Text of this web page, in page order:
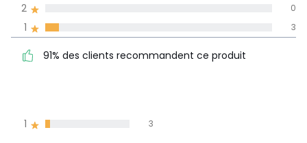
1 3
4
recommandent ce produit
1 3
2 0
91% des clients recommandent ce produit